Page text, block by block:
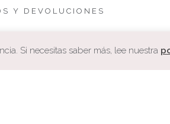
Y DEVOLUCIONES
Si necesitas saber más, lee nuestra